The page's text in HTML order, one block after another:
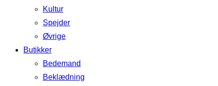
Kultur
Spejder
Øvrige
Butikker
Bedemand
Beklædning